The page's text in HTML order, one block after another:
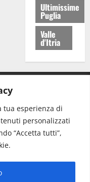
tua esperienza di
personalizzati
“Accetta tutti”,
Ultimissime
Puglia
Valle
d'Itria